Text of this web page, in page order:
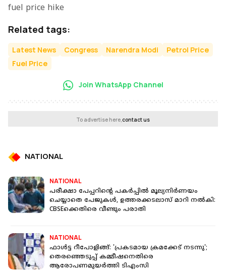
fuel price hike
Related tags:
Latest News Congress Narendra Modi
Petrol Price
Fuel Price
Join WhatsApp Channel
To advertise here,contact us
NATIONAL
NATIONAL
പരീക്ഷാ പേപ്പറിൻ്റെ പകർപ്പിൽ മൂല്യനിർണയം
ചെയ്യാതെ പേജുകൾ, ഉത്തരക്കടലാസ് മാറി നൽകി:
CBSEക്കെതിരെ വീണ്ടും പരാതി
NATIONAL
ഫാൾട്ട റീപോളിങ്ങ്: 'പ്രകടമായ ക്രമക്കേട് നടന്നു';
തെരഞ്ഞെടുപ്പ് കമ്മീഷനെതിരെ
ആരോപണമുയ‍ർത്തി ടിഎംസി